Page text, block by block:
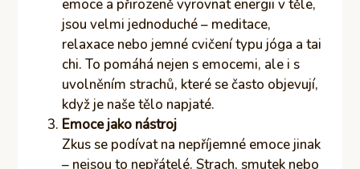
emoce a přirozeně vyrovnat energii v těle,
jsou velmi jednoduché – meditace,
relaxace nebo jemné cvičení typu jóga a tai
chi. To pomáhá nejen s emocemi, ale i s
uvolněním strachů, které se často objevují,
když je naše tělo napjaté.
Emoce jako nástroj
Zkus se podívat na nepříjemné emoce jinak
– nejsou to nepřátelé. Strach, smutek nebo